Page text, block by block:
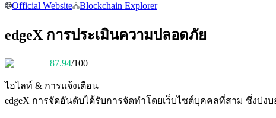
เพลิดเพลินกับการแบ่งปันผลกำไรและค่าคอมมิชชั่นการคัดลอ
Official Website
Blockchain Explorer
edgeX การประเมินความปลอดภัย
87.94/100
ไฮไลท์ & การแจ้งเตือน
edgeX การจัดอันดับได้รับการจัดทำโดยเว็บไซต์บุคคลที่สาม ซึ่งบ่ง